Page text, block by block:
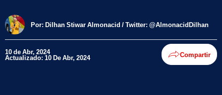
Por: Dilhan Stiwar Almonacid / Twitter: @AlmonacidDilhan
10 de Abr, 2024
Actualizado: 10 De Abr, 2024 Compartir